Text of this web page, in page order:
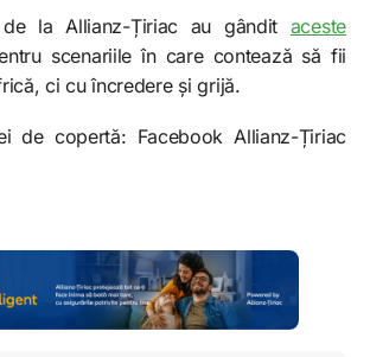
la Allianz-Țiriac au gândit aceste
scenariile în care contează să fii
ci cu încredere și grijă.
de copertă: Facebook Allianz-Țiriac